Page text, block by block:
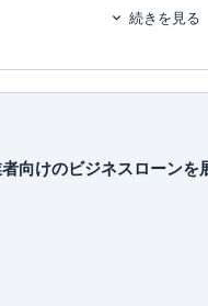
暮らしに関するトピックを中心に
最適な選択を支援するためのコン
もわかる！お金に関するアレコ
続きを見る
向けのビジネスローンを